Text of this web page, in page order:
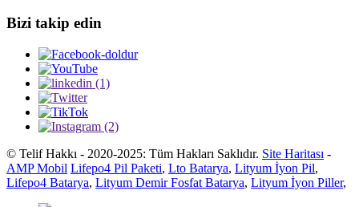
Bizi takip edin
© Telif Hakkı - 2020-2025: Tüm Hakları Saklıdır. Site Haritası -
AMP Mobil Lifepo4 Pil Paketi, Lto Batarya, Lityum İyon Pil,
Lifepo4 Batarya, Lityum Demir Fosfat Batarya, Lityum İyon Piller,